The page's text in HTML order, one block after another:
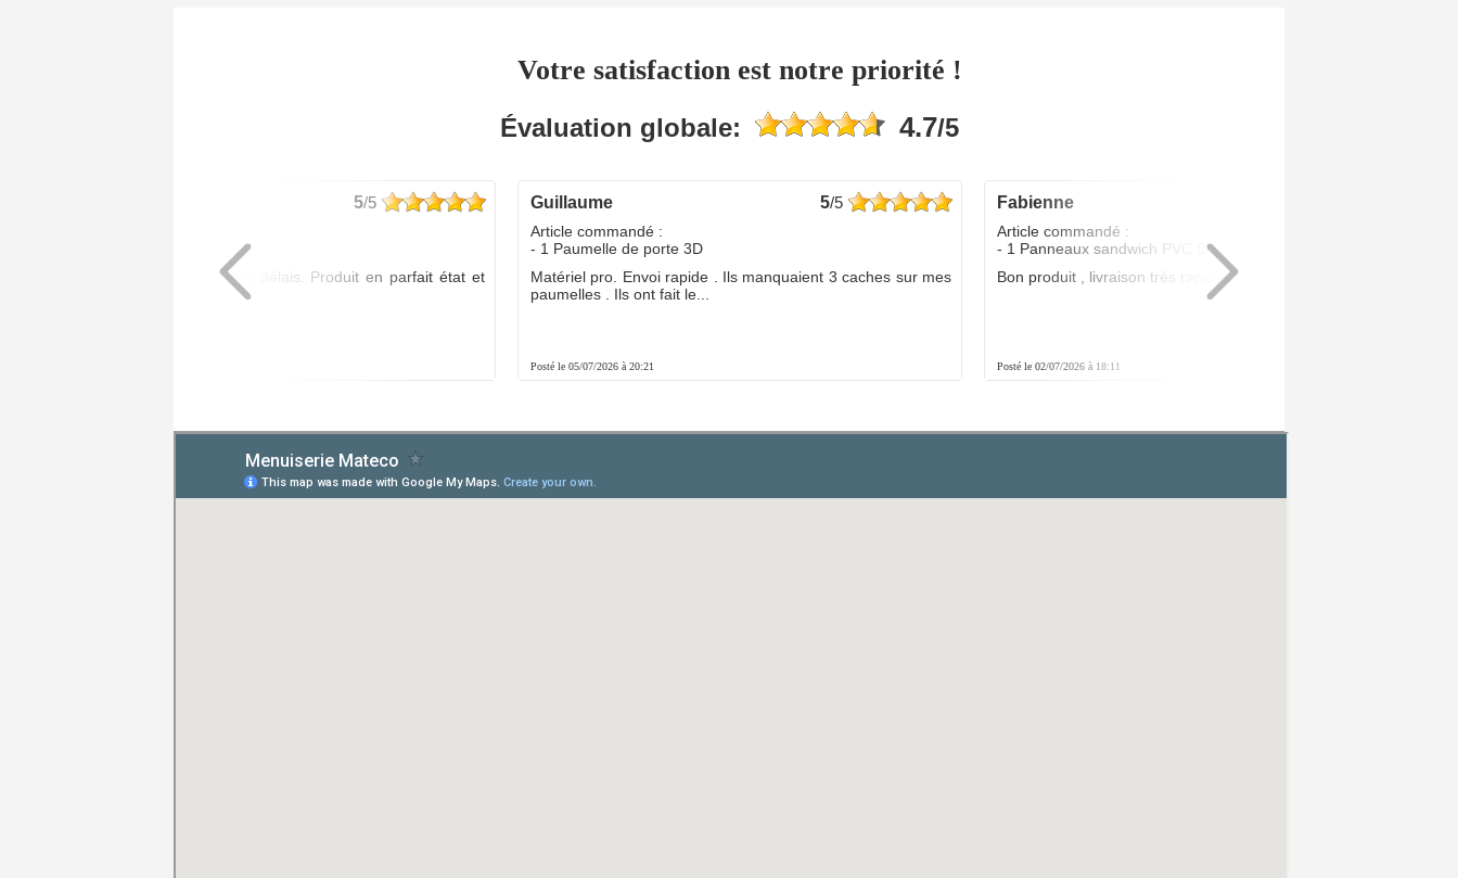
Votre satisfaction est notre priorité !
Évaluation globale: 4.7/5
5/5
Livraison assurée dans les délais. Produit en parfait état et
guillaume 5/5
Posté le 05/07/2026 à 20:21
Article commandé :
- 1 Paumelle de porte 3D
Matériel pro. Envoi rapide . Ils manquaient 3 caches sur mes
paumelles . Ils ont fait le...
fabienne
Posté le 02/07/2026 à 18:11
Article commandé :
- 1 Panneaux sandwich PVC Blanc 24 MM
Bon produit , livraison très rapide .Parfait